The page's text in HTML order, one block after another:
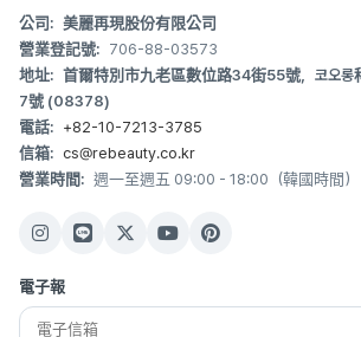
公司: 美麗再現股份有限公司
營業登記號: 706-88-03573
地址: 首爾特別市九老區數位路34街55號，코오
7號 (08378)
電話: +82-10-7213-3785
信箱: cs@rebeauty.co.kr
營業時間: 週一至週五 09:00 - 18:00（韓國時間）
電子報